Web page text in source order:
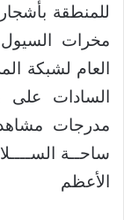
للمنطقة
مخرات
العام لشبكة
مدرجات
ساحــة
الأعظم